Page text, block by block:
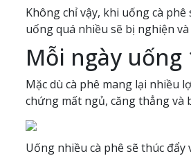
Không chỉ vậy, khi uống cà
uống quá nhiều sẽ bị nghiện
Mỗi ngày
Mặc dù cà phê mang lại nhiều
chứng mất ngủ, căng thẳng và
Uống nhiều cà phê sẽ thúc